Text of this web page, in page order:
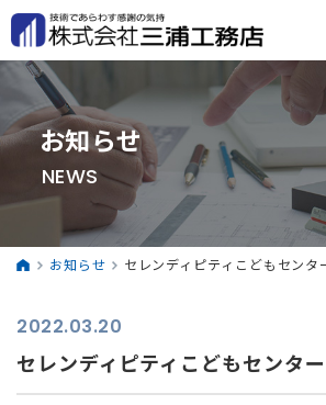
お知らせ
NEWS
お知らせ セレンディピティこどもセン
2022.03.20
セレンディピティこどもセンタ